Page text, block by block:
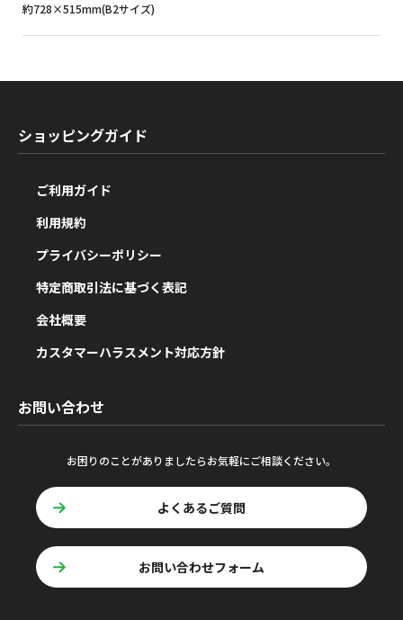
約728×515mm(B2サイズ)
ショッピングガイド
ご利用ガイド
利用規約
プライバシーポリシー
特定商取引法に基づく表記
会社概要
カスタマーハラスメント対応方針
お問い合わせ
お困りのことがありましたらお気軽にご相談ください。
よくあるご質問
お問い合わせフォーム